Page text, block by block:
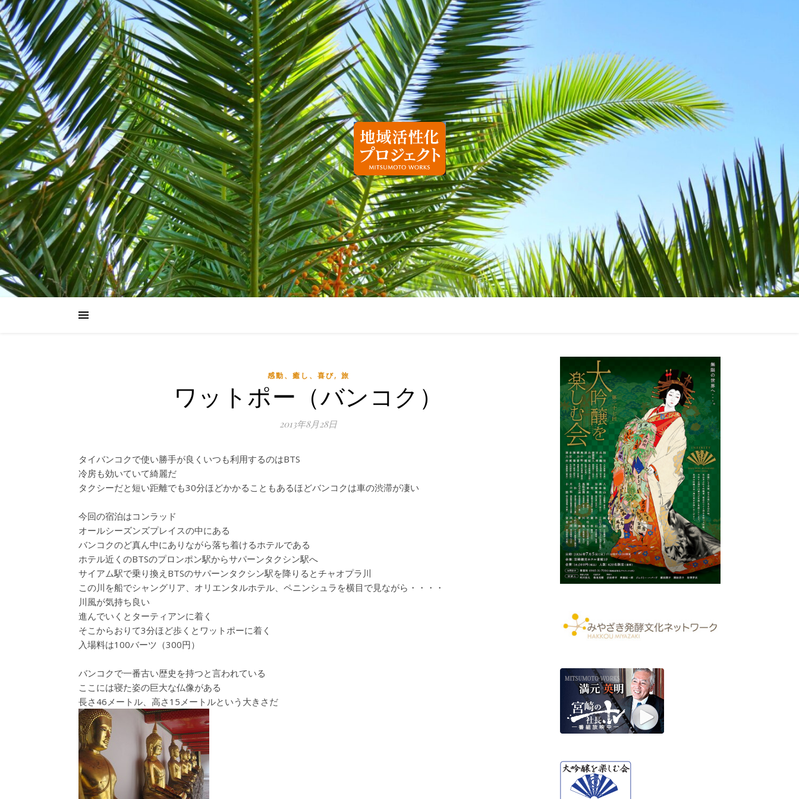
感動、癒し、喜び, 旅
ワットポー（バンコク）
2013年8月28日
タイバンコクで使い勝手が良くいつも利用するのはBTS
冷房も効いていて綺麗だ
タクシーだと短い距離でも30分ほどかかることもあるほどバンコクは車の渋滞が凄い
今回の宿泊はコンラッド
オールシーズンズプレイスの中にある
バンコクのど真ん中にありながら落ち着けるホテルである
ホテル近くのBTSのプロンポン駅からサパーンタクシン駅へ
サイアム駅で乗り換えBTSのサパーンタクシン駅を降りるとチャオプラ川
この川を船でシャングリア、オリエンタルホテル、ペニンシュラを横目で見ながら・・・・
川風が気持ち良い
進んでいくとターティアンに着く
そこからおりて3分ほど歩くとワットポーに着く
入場料は100バーツ（300円）
バンコクで一番古い歴史を持つと言われている
ここには寝た姿の巨大な仏像がある
長さ46メートル、高さ15メートルという大きさだ